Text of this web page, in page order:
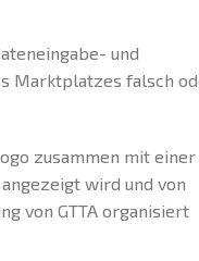
und
Marktplatzes falsch
zusammen mit einer
wird und von
von GTTA organisiert